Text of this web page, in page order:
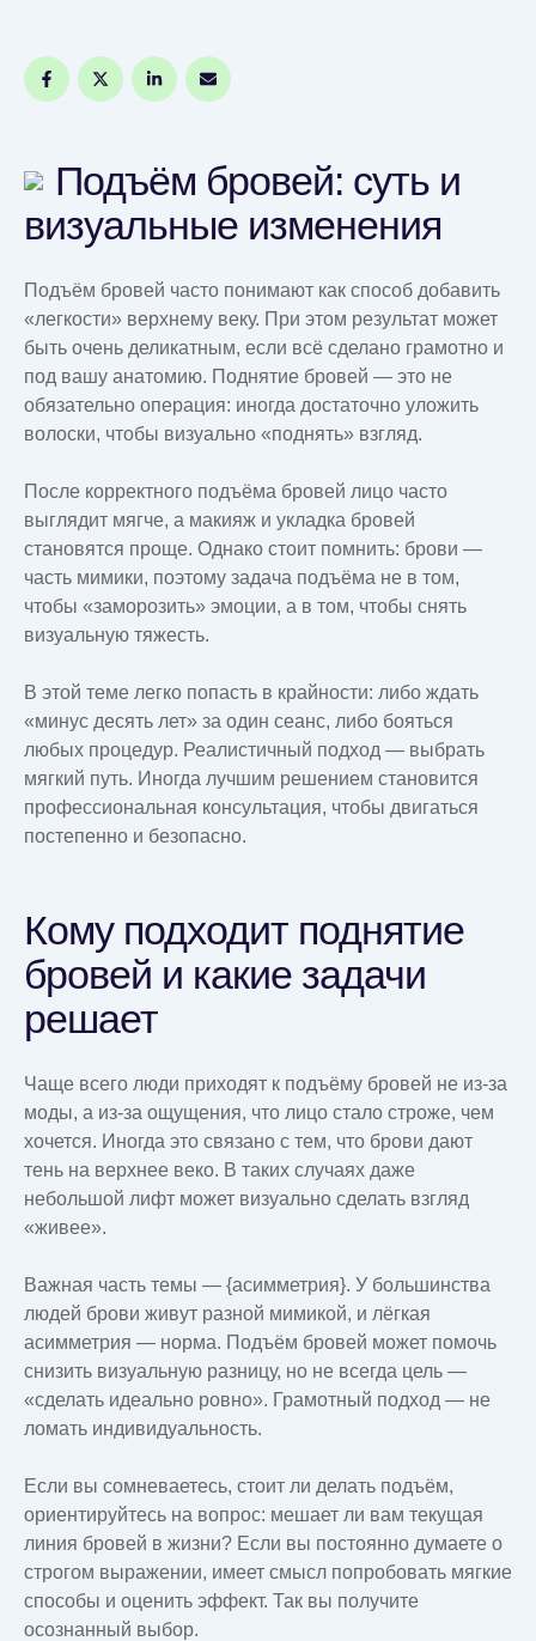
Подъём бровей: суть и
визуальные изменения
Подъём бровей часто понимают как способ добавить
«легкости» верхнему веку. При этом результат может
быть очень деликатным, если всё сделано грамотно и
под вашу анатомию. Поднятие бровей — это не
обязательно операция: иногда достаточно уложить
волоски, чтобы визуально «поднять» взгляд.
После корректного подъёма бровей лицо часто
выглядит мягче, а макияж и укладка бровей
становятся проще. Однако стоит помнить: брови —
часть мимики, поэтому задача подъёма не в том,
чтобы «заморозить» эмоции, а в том, чтобы снять
визуальную тяжесть.
В этой теме легко попасть в крайности: либо ждать
«минус десять лет» за один сеанс, либо бояться
любых процедур. Реалистичный подход — выбрать
мягкий путь. Иногда лучшим решением становится
профессиональная консультация, чтобы двигаться
постепенно и безопасно.
Кому подходит поднятие
бровей и какие задачи
решает
Чаще всего люди приходят к подъёму бровей не из-за
моды, а из-за ощущения, что лицо стало строже, чем
хочется. Иногда это связано с тем, что брови дают
тень на верхнее веко. В таких случаях даже
небольшой лифт может визуально сделать взгляд
«живее».
Важная часть темы — {асимметрия}. У большинства
людей брови живут разной мимикой, и лёгкая
асимметрия — норма. Подъём бровей может помочь
снизить визуальную разницу, но не всегда цель —
«сделать идеально ровно». Грамотный подход — не
ломать индивидуальность.
Если вы сомневаетесь, стоит ли делать подъём,
ориентируйтесь на вопрос: мешает ли вам текущая
линия бровей в жизни? Если вы постоянно думаете о
строгом выражении, имеет смысл попробовать мягкие
способы и оценить эффект. Так вы получите
осознанный выбор.